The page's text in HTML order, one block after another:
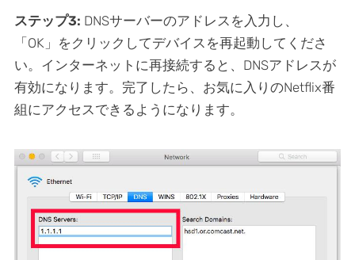
ステップ3: DNSサーバーのアドレスを入力し、
「OK」をクリックしてデバイスを再起動してくださ
い。インターネットに再接続すると、DNSアドレスが
有効になります。完了したら、お気に入りのNetflix番
組にアクセスできるようになります。